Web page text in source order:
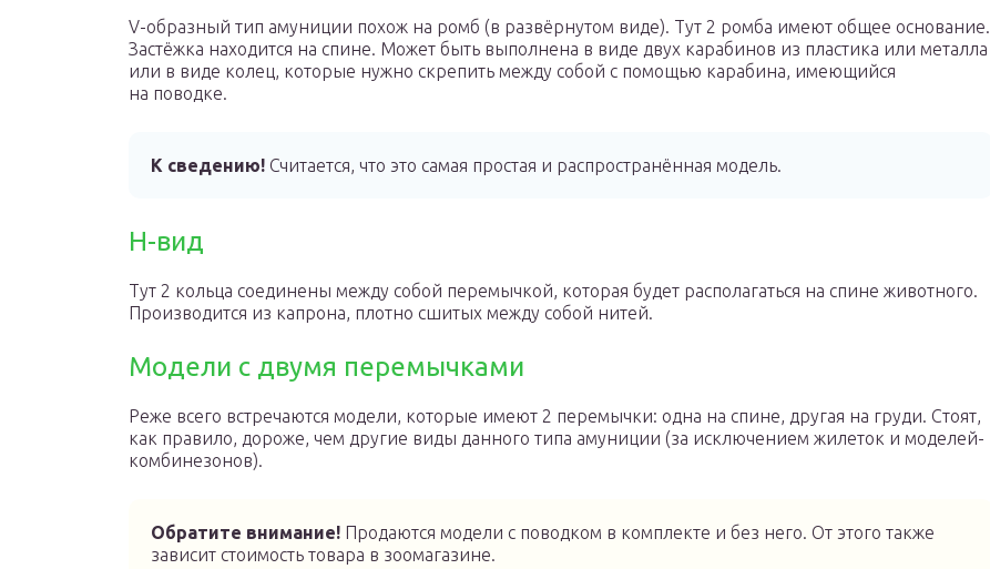
V-образный тип амуниции похож на ромб (в развёрнутом виде). Тут 2 ромба имеют общее основание.
Застёжка находится на спине. Может быть выполнена в виде двух карабинов из пластика или металла
или в виде колец, которые нужно скрепить между собой с помощью карабина, имеющийся
на поводке.
К сведению! Считается, что это самая простая и распространённая модель.
Н-вид
Тут 2 кольца соединены между собой перемычкой, которая будет располагаться на спине животного.
Производится из капрона, плотно сшитых между собой нитей.
Модели с двумя перемычками
Реже всего встречаются модели, которые имеют 2 перемычки: одна на спине, другая на груди. Стоят,
как правило, дороже, чем другие виды данного типа амуниции (за исключением жилеток и моделей-
комбинезонов).
Обратите внимание! Продаются модели с поводком в комплекте и без него. От этого также
зависит стоимость товара в зоомагазине.